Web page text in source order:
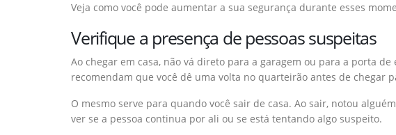
Veja como você pode aumentar a sua segurança durante esses
Verifique a presença de pessoas suspeitas
Ao chegar em casa, não vá direto para a garagem ou para a porta
recomendam que você dê uma volta no quarteirão antes de chegar
O mesmo serve para quando você sair de casa. Ao sair, notou
ver se a pessoa continua por ali ou se está tentando algo suspeito.